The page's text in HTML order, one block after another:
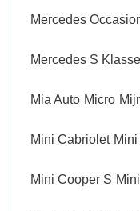
Mercedes
Mercedes S Klasse
Mia Auto Micro
Mini Cabriolet
Mini Cooper S